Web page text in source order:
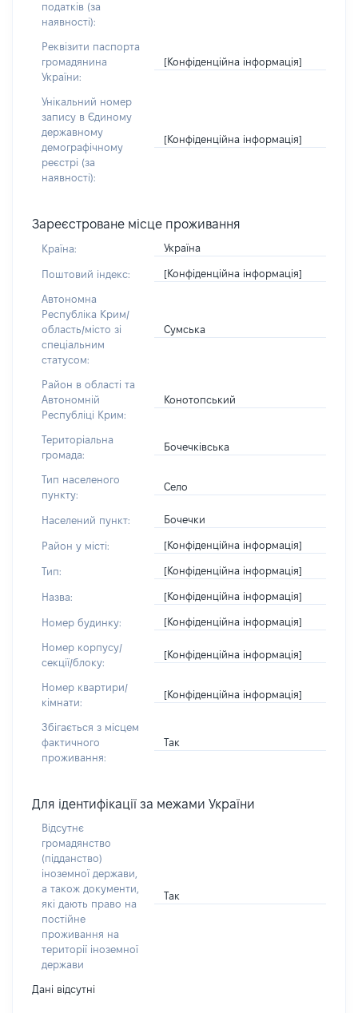
податків (за
наявності):
Реквізити паспорта
громадянина
України:
[Конфіденційна інформація]
Унікальний номер
запису в Єдиному
державному
демографічному
реєстрі (за
наявності):
[Конфіденційна інформація]
Зареєстроване місце проживання
Країна: Україна
Поштовий індекс: [Конфіденційна інформація]
Автономна
Республіка Крим/
область/місто зі
спеціальним
статусом:
Сумська
Район в області та
Автономній
Республіці Крим:
Конотопський
Територіальна
громада:
Бочечківська
Тип населеного
пункту:
Село
Населений пункт: Бочечки
Район у місті: [Конфіденційна інформація]
Тип: [Конфіденційна інформація]
Назва: [Конфіденційна інформація]
Номер будинку: [Конфіденційна інформація]
Номер корпусу/
секції/блоку:
[Конфіденційна інформація]
Номер квартири/
кімнати:
[Конфіденційна інформація]
Збігається з місцем
фактичного
проживання:
Так
Для ідентифікації за межами України
Відсутнє
громадянство
(підданство)
іноземної держави,
а також документи,
які дають право на
постійне
проживання на
території іноземної
держави
Так
Дані відсутні